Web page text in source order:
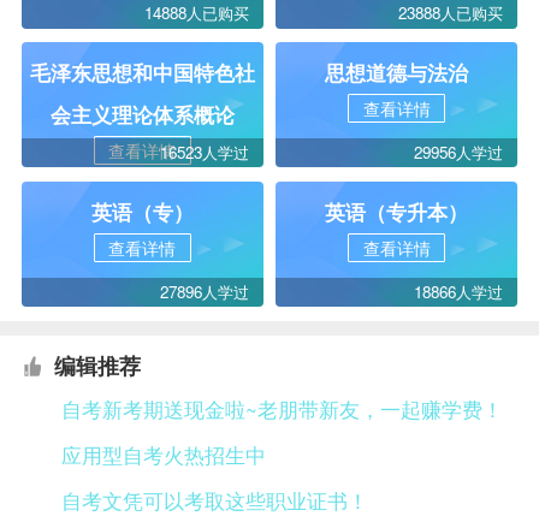
14888人已购买 23888人已购买
毛泽东思想和中国特色社
会主义理论体系概论
查看详情16523人学过
思想道德与法治
查看详情
29956人学过
英语（专）
查看详情
27896人学过
英语（专升本）
查看详情
18866人学过
编辑推荐
自考新考期送现金啦~老朋带新友，一起赚学费！
应用型自考火热招生中
自考文凭可以考取这些职业证书！